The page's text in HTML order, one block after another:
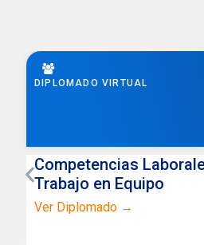
DIPLOMADO VIRTUAL
Competencias
Trabajo en Equipo
Ver Diplomado →